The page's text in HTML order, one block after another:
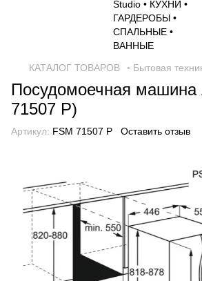
КАТАЛОГ ТОВАРОВ ◦ Бытовая
Посудомоечная машина
71507 P)
Артикул: FSM 71507 P Оставить отзыв